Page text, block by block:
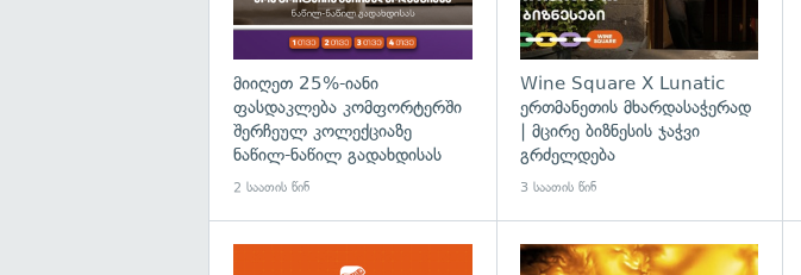
მიიღეთ 25%-იანი
ფასდაკლება კომფორტერში
შერჩეულ კოლექციაზე
ნაწილ-ნაწილ გადახდისას
2 საათის წინ
Wine Square X Lunatic
ერთმანეთის მხარდასაჭერად
| მცირე ბიზნესის ჯაჭვი
გრძელდება
3 საათის წინ